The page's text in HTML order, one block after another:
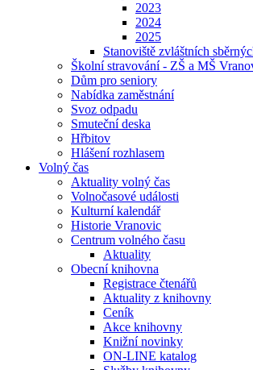
2023
2024
2025
Stanoviště zvláštních
Školní stravování - ZŠ a MŠ
Dům pro seniory
Nabídka zaměstnání
Svoz odpadu
Smuteční deska
Hřbitov
Hlášení rozhlasem
Volný čas
Aktuality volný čas
Volnočasové události
Kulturní kalendář
Historie Vranovic
Centrum volného času
Aktuality
Obecní knihovna
Registrace čtenářů
Aktuality z knihovny
Ceník
Akce knihovny
Knižní novinky
ON-LINE katalog